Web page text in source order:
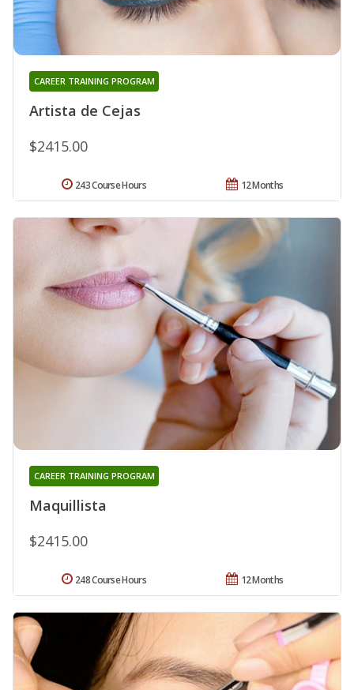
Artista de Cejas
CAREER TRAINING PROGRAM
$2415.00
12 Months
243 Course Hours
Maquillista
CAREER TRAINING PROGRAM
$2415.00
12 Months
248 Course Hours